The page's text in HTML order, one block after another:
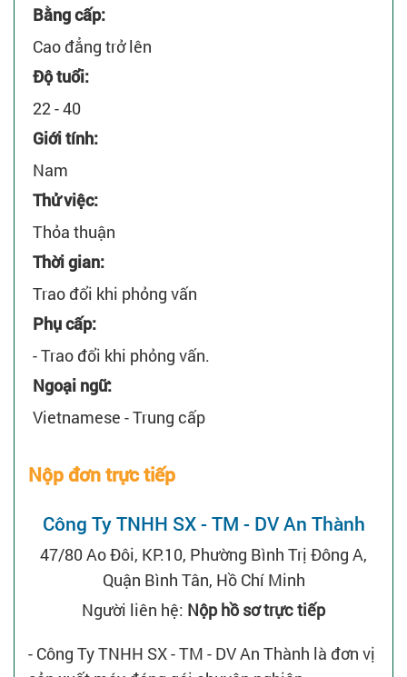
Bằng cấp:
Cao đẳng trở lên
Độ tuổi:
22 - 40
Giới tính:
Nam
Thử việc:
Thỏa thuận
Thời gian:
Trao đổi khi phỏng vấn
Phụ cấp:
- Trao đổi khi phỏng vấn.
Ngoại ngữ:
Vietnamese - Trung cấp
Nộp đơn trực tiếp
Công Ty TNHH SX - TM - DV An Thành
47/80 Ao Đôi, KP.10, Phường Bình Trị Đông A,
Quận Bình Tân, Hồ Chí Minh
Người liên hệ: Nộp hồ sơ trực tiếp
- Công Ty TNHH SX - TM - DV An Thành là đơn vị